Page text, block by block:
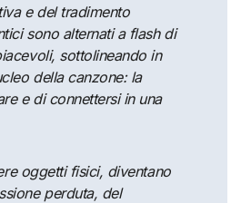
e del tradimento
sono alternati a flash di
sottolineando in
della canzone: la
e di connettersi in una
oggetti fisici, diventano
perduta, del